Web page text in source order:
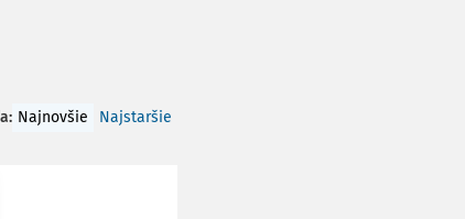
: Najnovšie Najstaršie